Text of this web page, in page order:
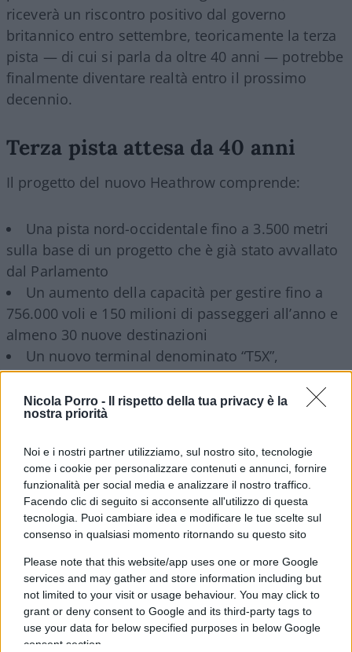
Nicola Porro -
Il rispetto della tua privacy è la
nostra priorità
Noi e i nostri partner utilizziamo, sul nostro sito, tecnologie
come i cookie per personalizzare contenuti e annunci, fornire
funzionalità per social media e analizzare il nostro traffico.
Facendo clic di seguito si acconsente all'utilizzo di questa
tecnologia. Puoi cambiare idea e modificare le tue scelte sul
consenso in qualsiasi momento ritornando su questo sito
Please note that this website/app uses one or more Google
services and may gather and store information including but
not limited to your visit or usage behaviour. You may click to
grant or deny consent to Google and its third-party tags to
use your data for below specified purposes in below Google
consent section.
riceverà un riscontro positivo dal governo
britannico entro settembre, teoricamente la terza
pista — di cui si parla da oltre 40 anni — potrebbe
finalmente diventare realtà entro il prossimo
decennio.
Terza pista attesa da 40 anni
Il progetto del nuovo Heathrow comprende:
Una pista nord-occidentale fino a 3.500 metri
sulla base di un progetto che è già stato avvallato
dal Parlamento
Un aumento della capacità per gestire fino a
756.000 voli e 150 milioni di passeggeri all’anno e
almeno 30 nuove destinazioni
Un nuovo terminal denominato “T5X”,
l’espansione del Terminal 2 e tre nuovi terminal
satelliti
L’investimento si articola in tre elementi principali:
21 miliardi di sterline per la nuova pista e le
infrastrutture aeroportuali
12 miliardi per nuove capacità di terminal e
aree di sosta, incluso il nuovo T5X
15 miliardi per la modernizzazione
dell’aeroporto esistente tramite l’espansione del
Terminal 2 e la chiusura definitiva del Terminal 3